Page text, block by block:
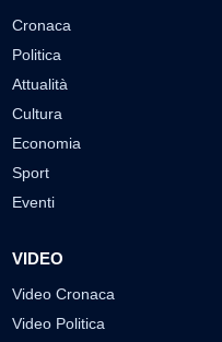
Cronaca
Politica
Attualità
Cultura
Economia
Sport
Eventi
VIDEO
Video Cronaca
Video Politica